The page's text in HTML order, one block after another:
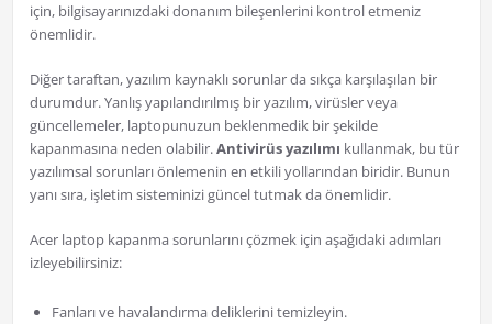
için, bilgisayarınızdaki donanım bileşenlerini kontrol etmeniz
önemlidir.
Diğer taraftan, yazılım kaynaklı sorunlar da sıkça karşılaşılan bir
durumdur. Yanlış yapılandırılmış bir yazılım, virüsler veya
güncellemeler, laptopunuzun beklenmedik bir şekilde
kapanmasına neden olabilir.Antivirüs yazılımı kullanmak, bu tür
yazılımsal sorunları önlemenin en etkili yollarından biridir. Bunun
yanı sıra, işletim sisteminizi güncel tutmak da önemlidir.
Acer laptop kapanma sorunlarını çözmek için aşağıdaki adımları
izleyebilirsiniz:
Fanları ve havalandırma deliklerini temizleyin.